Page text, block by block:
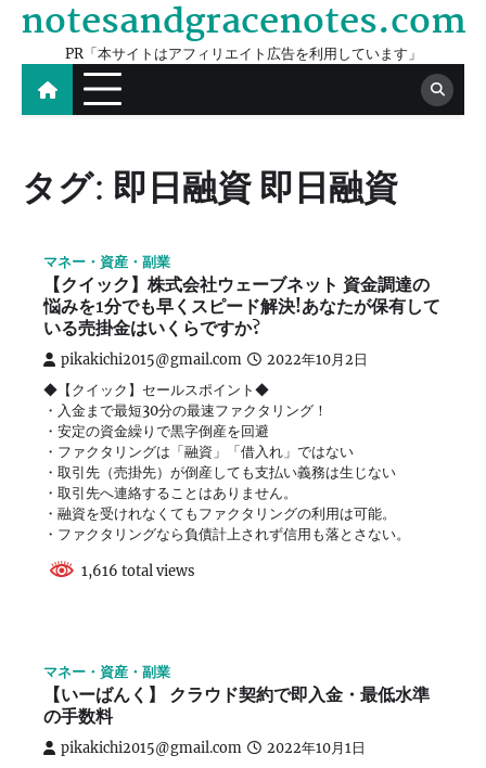
Skip
content
notesandgracenotes.com
PR「本サイトはアフィリエイト広告を利用しています」
タグ: 即日融資 即日融資
マネー・資産・副業
【クイック】株式会社ウェーブネット 資金調達の
悩みを1分でも早くスピード解決!あなたが保有して
いる売掛金はいくらですか?
pikakichi2015@gmail.com 2022年10月2日
◆【クイック】セールスポイント◆
・入金まで最短30分の最速ファクタリング！
・安定の資金繰りで黒字倒産を回避
・ファクタリングは「融資」「借入れ」ではない
・取引先（売掛先）が倒産しても支払い義務は生じない
・取引先へ連絡することはありません。
・融資を受けれなくてもファクタリングの利用は可能。
・ファクタリングなら負債計上されず信用も落とさない。
1,616 total views
マネー・資産・副業
【いーばんく】 クラウド契約で即入金・最低水準
の手数料
pikakichi2015@gmail.com 2022年10月1日